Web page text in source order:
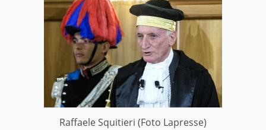
Raffaele Squitieri (Foto Lapresse)